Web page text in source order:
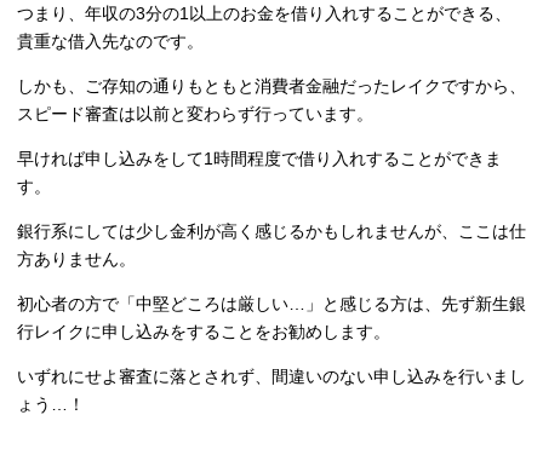
つまり、年収の3分の1以上のお金を借り入れすることができる、
貴重な借入先なのです。
しかも、ご存知の通りもともと消費者金融だったレイクですから、
スピード審査は以前と変わらず行っています。
早ければ申し込みをして1時間程度で借り入れすることができま
す。
銀行系にしては少し金利が高く感じるかもしれませんが、ここは仕
方ありません。
初心者の方で「中堅どころは厳しい…」と感じる方は、先ず新生銀
行レイクに申し込みをすることをお勧めします。
いずれにせよ審査に落とされず、間違いのない申し込みを行いまし
ょう…！